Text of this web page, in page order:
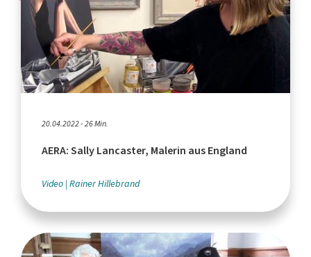
20.04.2022 - 26 Min.
AERA: Sally Lancaster, Malerin aus England
Video Rainer Hillebrand